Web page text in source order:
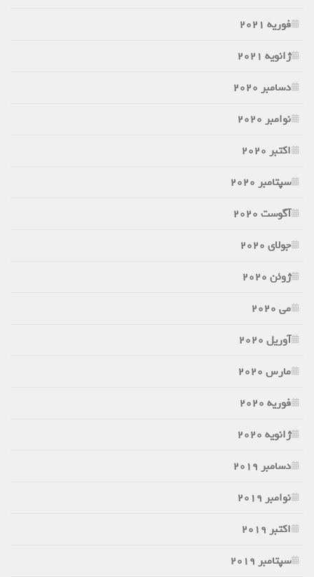
فوریه 2021
ژانویه 2021
دسامبر 2020
نوامبر 2020
اکتبر 2020
سپتامبر 2020
آگوست 2020
جولای 2020
ژوئن 2020
می 2020
آوریل 2020
مارس 2020
فوریه 2020
ژانویه 2020
دسامبر 2019
نوامبر 2019
اکتبر 2019
سپتامبر 2019